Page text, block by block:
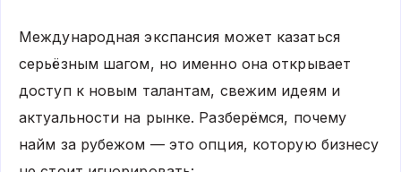
Международная экспансия может казаться
серьёзным шагом, но именно она открывает
доступ к новым талантам, свежим идеям и
актуальности на рынке. Разберёмся, почему
найм за рубежом — это опция, которую бизнесу